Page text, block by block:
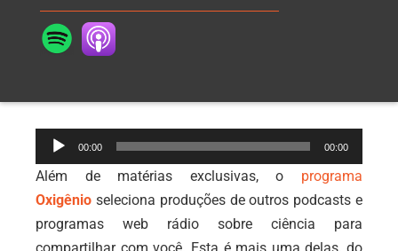
Tocador
de
00:00 00:00
Além de matérias exclusivas, o programa
Oxigênio seleciona produções de outros podcasts e
programas web rádio sobre ciência para